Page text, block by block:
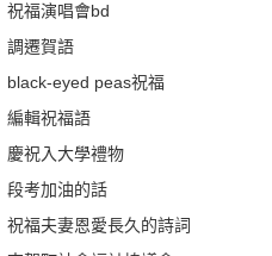
祝福演唱會bd
調遷賀語
black-eyed peas祝福
編輯祝福語
慶祝入大學禮物
段考加油的話
祝福夫妻恩愛長久的詩詞